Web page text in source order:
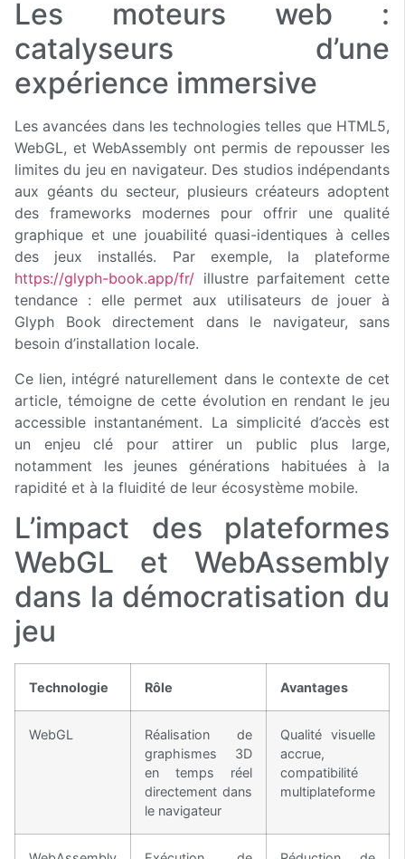
Les moteurs web :
catalyseurs d’une
expérience immersive
Les avancées dans les technologies telles que HTML5,
WebGL, et WebAssembly ont permis de repousser les
limites du jeu en navigateur. Des studios indépendants
aux géants du secteur, plusieurs créateurs adoptent
des frameworks modernes pour offrir une qualité
graphique et une jouabilité quasi-identiques à celles
des jeux installés. Par exemple, la plateforme
https://glyph-book.app/fr/ illustre parfaitement cette
tendance : elle permet aux utilisateurs de jouer à
Glyph Book directement dans le navigateur, sans
besoin d’installation locale.
Ce lien, intégré naturellement dans le contexte de cet
article, témoigne de cette évolution en rendant le jeu
accessible instantanément. La simplicité d’accès est
un enjeu clé pour attirer un public plus large,
notamment les jeunes générations habituées à la
rapidité et à la fluidité de leur écosystème mobile.
L’impact des plateformes
WebGL et WebAssembly
dans la démocratisation du
jeu
Technologie Rôle Avantages
WebGL
Réalisation de
graphismes 3D
en temps réel
directement dans
le navigateur
Qualité visuelle
accrue,
compatibilité
multiplateforme